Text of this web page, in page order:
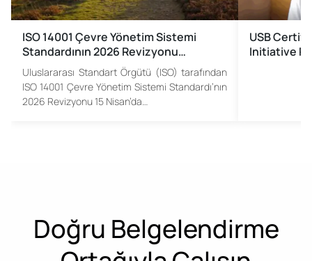
ISO 14001 Çevre Yönetim Sistemi
Standardının 2026 Revizyonu…
Uluslararası Standart Örgütü (ISO) tarafından
ISO 14001 Çevre Yönetim Sistemi Standardı’nın
2026 Revizyonu 15 Nisan’da…
USB
Initiative
Doğru Belgelendirme